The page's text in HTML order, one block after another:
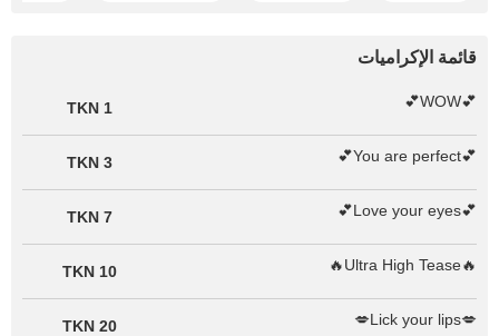
قائمة الإكراميات
💕WOW💕
1 TKN
💕You are perfect💕
3 TKN
💕Love your eyes💕
7 TKN
🔥Ultra High Tease🔥
10 TKN
💋Lick your lips💋
20 TKN